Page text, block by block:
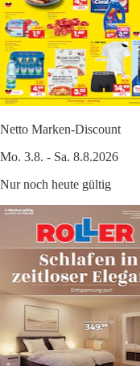
Netto Marken-Discount
Mo. 3.8. - Sa. 8.8.2026
Nur noch heute gültig